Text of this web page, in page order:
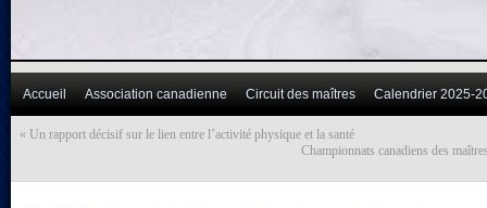
Accueil Association canadienne Circuit des maîtres Calendrier 2025-
« Un rapport décisif sur le lien entre l’activité physique et la santé
Championnats canadiens des